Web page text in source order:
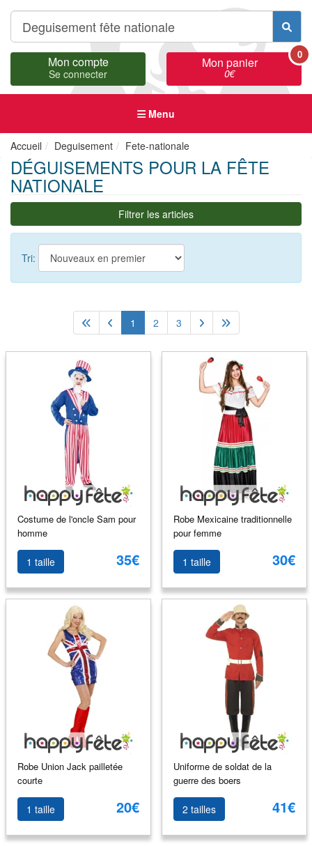
Mon compte
Se connecter
Mon panier
0€
0
Menu
Accueil Deguisement Fete-nationale
DÉGUISEMENTS POUR LA FÊTE
NATIONALE
Filtrer les articles
Tri:
1 2 3
Costume de l'oncle Sam pour
homme
1 taille 35€
Robe Mexicaine traditionnelle
pour femme
1 taille 30€
Robe Union Jack pailletée
courte
1 taille 20€
Uniforme de soldat de la
guerre des boers
2 tailles 41€